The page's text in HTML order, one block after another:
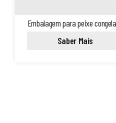
Embalagem para peixe
Saber Mais